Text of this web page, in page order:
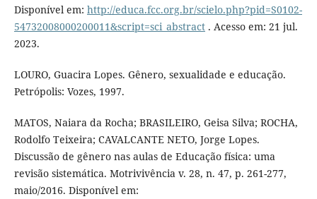
Disponível em: http://educa.fcc.org.br/scielo.php?pid=S0102-
54732008000200011&script=sci_abstract. Acesso em: 21 jul.
2023.
LOURO, Guacira Lopes. Gênero, sexualidade e educação.
Petrópolis: Vozes, 1997.
MATOS, Naiara da Rocha; BRASILEIRO, Geisa Silva; ROCHA,
Rodolfo Teixeira; CAVALCANTE NETO, Jorge Lopes.
Discussão de gênero nas aulas de Educação física: uma
revisão sistemática. Motrivivência v. 28, n. 47, p. 261-277,
maio/2016. Disponível em: